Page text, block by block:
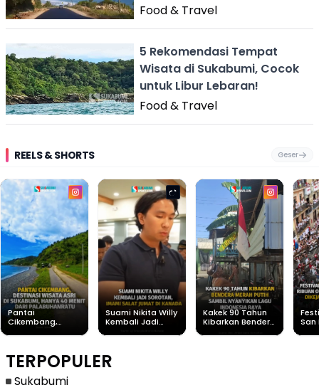
Food & Travel
5 Rekomendasi Tempat
Wisata di Sukabumi, Cocok
untuk Libur Lebaran!
Food & Travel
REELS & SHORTS Geser
Pantai
Cikembang,
Dari
Palabuhanratu
Suami Nikita Willy
Kembali Jadi
Kakek 90 Tahun
Kibarkan Bendera
San
TERPOPULER
Sukabumi